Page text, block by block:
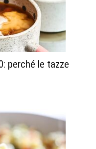
perché le tazze